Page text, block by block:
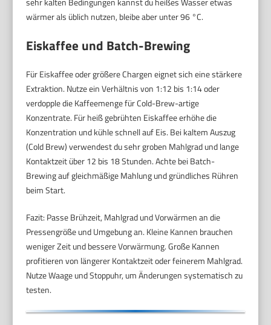
wärmer als üblich nutzen, bleibe aber unter 96 °C.
Eiskaffee und Batch-Brewing
Für Eiskaffee oder größere Chargen eignet sich eine stärkere
Extraktion. Nutze ein Verhältnis von 1:12 bis 1:14 oder
verdopple die Kaffeemenge für Cold-Brew-artige
Konzentrate. Für heiß gebrühten Eiskaffee erhöhe die
Konzentration und kühle schnell auf Eis. Bei kaltem Auszug
(Cold Brew) verwendest du sehr groben Mahlgrad und lange
Kontaktzeit über 12 bis 18 Stunden. Achte bei Batch-
Brewing auf gleichmäßige Mahlung und gründliches Rühren
beim Start.
Fazit: Passe Brühzeit, Mahlgrad und Vorwärmen an die
Pressengröße und Umgebung an. Kleine Kannen brauchen
weniger Zeit und bessere Vorwärmung. Große Kannen
profitieren von längerer Kontaktzeit oder feinerem Mahlgrad.
Nutze Waage und Stoppuhr, um Änderungen systematisch zu
testen.